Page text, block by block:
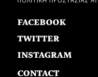
FACEBOOK
TWITTER
INSTAGRAM
CONTACT